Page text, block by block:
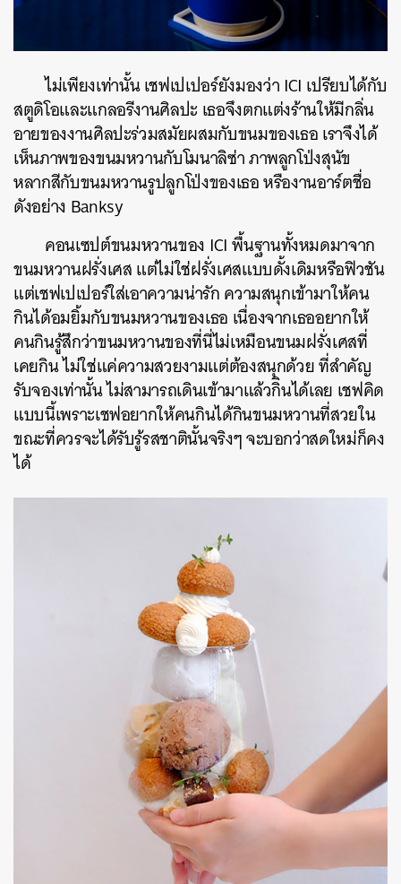
ไม่เพียงเท่านั้น เชฟเปเปอร์ยังมองว่า ICI เปรียบได้กับ
สตูดิโอและแกลอรีงานศิลปะ เธอจึงตกแต่งร้านให้มีกลิ่น
อายของงานศิลปะร่วมสมัยผสมกับขนมของเธอ เราจึงได้
เห็นภาพของขนมหวานกับโมนาลิซ่า ภาพลูกโป่งสุนัข
หลากสีกับขนมหวานรูปลูกโป่งของเธอ หรืองานอาร์ตชื่อ
ดังอย่าง Banksy
คอนเซปต์ขนมหวานของ ICI พื้นฐานทั้งหมดมาจาก
ขนมหวานฝรั่งเศส แต่ไม่ใช่ฝรั่งเศสแบบดั้งเดิมหรือฟิวชัน
แต่เชฟเปเปอร์ใส่เอาความน่ารัก ความสนุกเข้ามาให้คน
กินได้อมยิ้มกับขนมหวานของเธอ เนื่องจากเธออยากให้
คนกินรู้สึกว่าขนมหวานของที่นี่ไม่เหมือนขนมฝรั่งเศสที่
เคยกิน ไม่ใช่แค่ความสวยงามแต่ต้องสนุกด้วย ที่สำคัญ
รับจองเท่านั้น ไม่สามารถเดินเข้ามาแล้วกิินได้เลย เชฟคิด
แบบนี้เพราะเชฟอยากให้คนกินได้กินขนมหวานที่สวยใน
ขณะที่ควรจะได้รับรู้รสชาตินั้นจริงๆ จะบอกว่าสดใหม่ก็คง
ได้